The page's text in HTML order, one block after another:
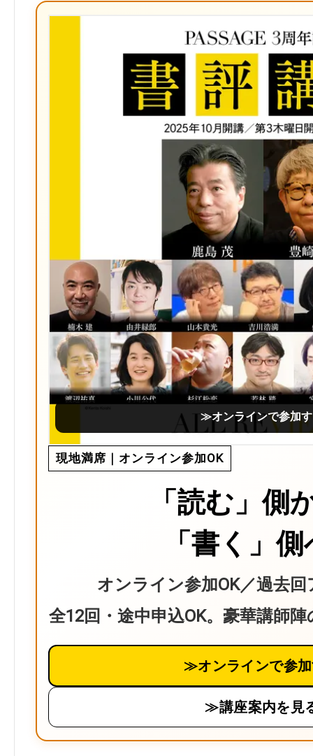
ク
マ
ー
ク
≫オンラインで参加
現地満席｜オンライン参加OK
「読む」側
「書く」
オンライン参加OK／過去
全12回・途中申込OK。豪華講師
≫オンラインで参
≫講座案内を見